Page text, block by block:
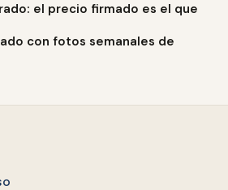
el precio firmado es el que
con fotos semanales de